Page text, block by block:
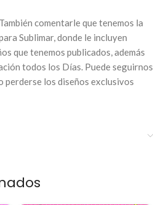
También comentarle que tenemos la
Sublimar, donde le incluyen
que tenemos publicados, además
todos los Días. Puede seguirnos
perderse los diseños exclusivos